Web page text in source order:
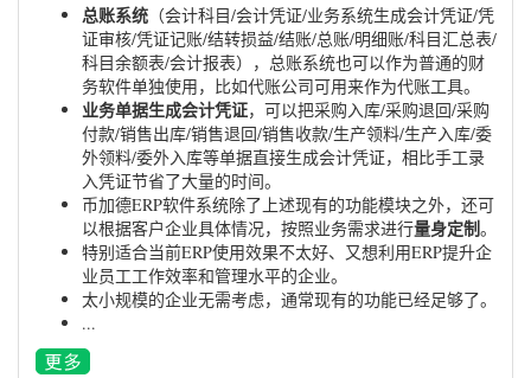
总账系统 （会计科目/会计凭证/业务系统生成会计凭证/凭
证审核/凭证记账/结转损益/结账/总账/明细账/科目汇总表/
科目余额表/会计报表），总账系统也可以作为普通的财
务软件单独使用，比如代账公司可用来作为代账工具。
业务单据生成会计凭证，可以把采购入库/采购退回/采购
付款/销售出库/销售退回/销售收款/生产领料/生产入库/委
外领料/委外入库等单据直接生成会计凭证，相比手工录
入凭证节省了大量的时间。
币加德ERP软件系统除了上述现有的功能模块之外，还可
以根据客户企业具体情况，按照业务需求进行量身定制。
特别适合当前ERP使用效果不太好、又想利用ERP提升企
业员工工作效率和管理水平的企业。
太小规模的企业无需考虑，通常现有的功能已经足够了。
...